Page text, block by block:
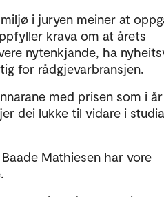
i juryen meiner at
krava om at årets
nytenkjande, ha
for rådgjevarbransjen.
med prisen som i
dei lukke til vidare i
Mathiesen har vore